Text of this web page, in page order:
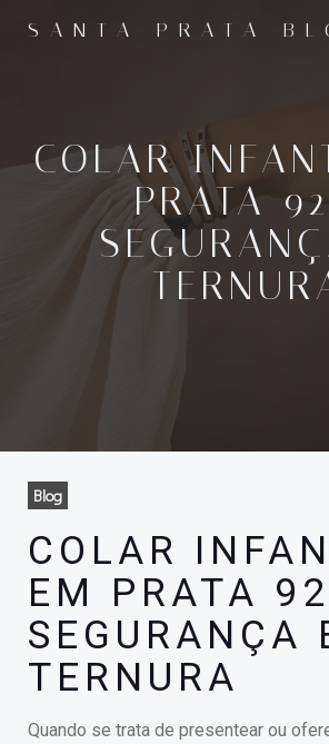
para
SANTA PRATA
COLAR
PRATA
Blog
COLAR
EM PRATA
SEGURANÇA
TERNURA
Quando se trata de presentear ou